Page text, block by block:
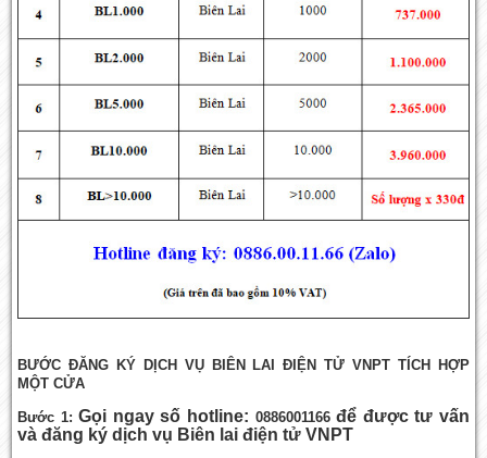
BƯỚC ĐĂNG KÝ DỊCH VỤ BIÊN LAI ĐIỆN TỬ VNPT TÍCH HỢP
MỘT CỬA
Bước 1: Gọi ngay số hotline: 0886001166để được tư vấn
và đăng ký dịch vụ Biên lai điện tử VNPT